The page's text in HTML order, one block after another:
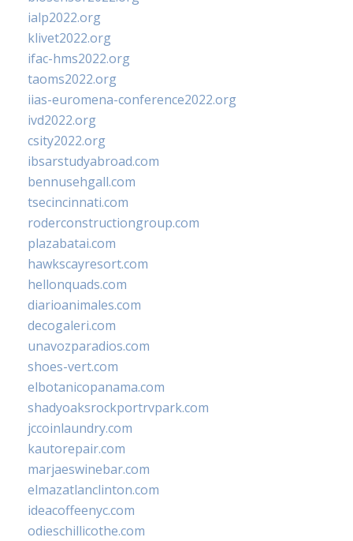
ialp2022.org
klivet2022.org
ifac-hms2022.org
taoms2022.org
iias-euromena-conference2022.org
ivd2022.org
csity2022.org
ibsarstudyabroad.com
bennusehgall.com
tsecincinnati.com
roderconstructiongroup.com
plazabatai.com
hawkscayresort.com
hellonquads.com
diarioanimales.com
decogaleri.com
unavozparadios.com
shoes-vert.com
elbotanicopanama.com
shadyoaksrockportrvpark.com
jccoinlaundry.com
kautorepair.com
marjaeswinebar.com
elmazatlanclinton.com
ideacoffeenyc.com
odieschillicothe.com